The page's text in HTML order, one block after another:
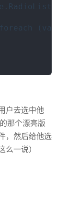
户去选中他
那个漂亮版
，然后给他选
一说）